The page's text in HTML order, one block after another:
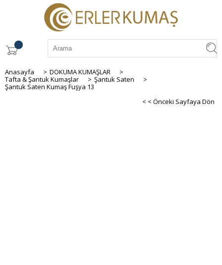
Anasayfa > DOKUMA KUMAŞLAR
>
Tafta & Şantuk Kumaşlar
> Şantuk Saten
>
Şantuk Saten Kumaş Fuşya 13
< < Önceki Sayfaya Dön